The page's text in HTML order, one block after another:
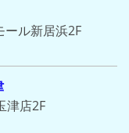
ル新居浜2F
津店2F